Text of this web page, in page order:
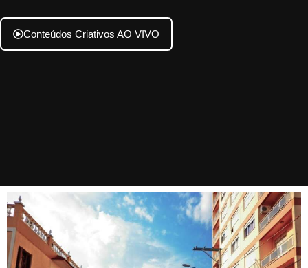
Conteúdos Criativos AO VIVO